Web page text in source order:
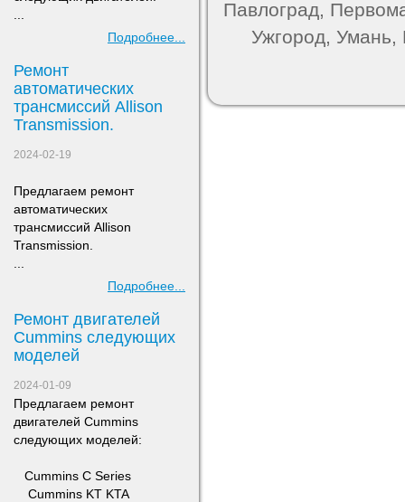
Павлоград,
Ужгород, Умань,
Подробнее...
Ремонт
автоматических
трансмиссий Allison
Transmission.
2024-02-19
Предлагаем ремонт
автоматических
трансмиссий Allison
Transmission.
Подробнее...
Ремонт двигателей
Сummins следующих
моделей
2024-01-09
Предлагаем ремонт
двигателей Сummins
следующих моделей:
​ Cummins C Series
Cummins KT KTA